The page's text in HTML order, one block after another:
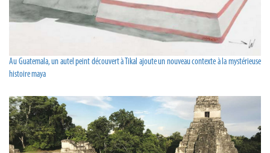
Au Guatemala, un autel peint découvert à Tikal ajoute un nouveau contexte à la mystérieuse
histoire maya